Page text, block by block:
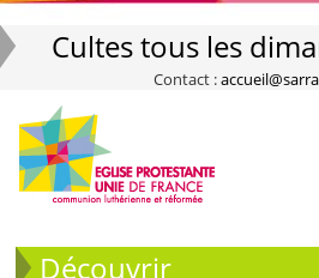
Cultes tous les
Contact :
Découvrir